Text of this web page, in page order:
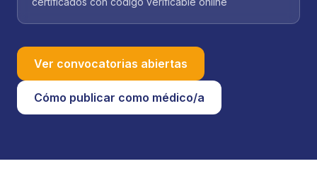
Ver convocatorias abiertas
Cómo publicar como médico/a